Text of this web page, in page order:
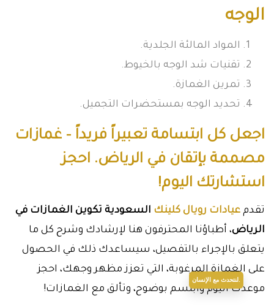
الوجه
المواد المالئة الجلدية.
تقنيات شد الوجه بالخيوط.
تمرين الغمازة.
تحديد الوجه بمستحضرات التجميل.
اجعل كل ابتسامة تعبيراً فريداً – غمازات
مصممة بإتقان في الرياض. احجز
استشارتك اليوم!
تقدم عيادات رويال كلينك السعودية تكوين الغمازات في
الرياض، أطباؤنا المحترفون هنا لإرشادك وشرح كل ما
يتعلق بالإجراء بالتفصيل، سيساعدك ذلك في الحصول
على الغمازة المرغوبة، التي تعزز مظهر وجهك، احجز
موعدك اليوم وابتسم بوضوح، وتألق مع الغمازات!